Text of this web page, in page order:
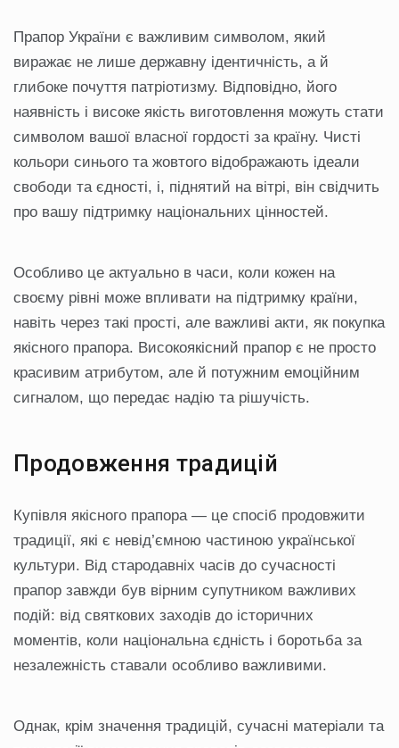
Прапор України є важливим символом, який
виражає не лише державну ідентичність, а й
глибоке почуття патріотизму. Відповідно, його
наявність і високе якість виготовлення можуть стати
символом вашої власної гордості за країну. Чисті
кольори синього та жовтого відображають ідеали
свободи та єдності, і, піднятий на вітрі, він свідчить
про вашу підтримку національних цінностей.
Особливо це актуально в часи, коли кожен на
своєму рівні може впливати на підтримку країни,
навіть через такі прості, але важливі акти, як покупка
якісного прапора. Високоякісний прапор є не просто
красивим атрибутом, але й потужним емоційним
сигналом, що передає надію та рішучість.
Продовження традицій
Купівля якісного прапора — це спосіб продовжити
традиції, які є невід’ємною частиною української
культури. Від стародавніх часів до сучасності
прапор завжди був вірним супутником важливих
подій: від святкових заходів до історичних
моментів, коли національна єдність і боротьба за
незалежність ставали особливо важливими.
Однак, крім значення традицій, сучасні матеріали та